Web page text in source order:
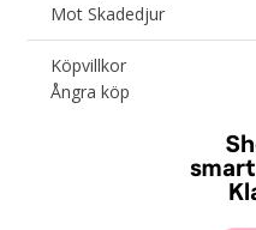
Mot Skadedjur
Köpvillkor
Ångra köp